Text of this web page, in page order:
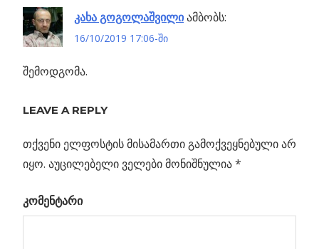
კახა გოგოლაშვილიამბობს:
16/10/2019 17:06-ში
შემოდგომა.
LEAVE A REPLY
თქვენი ელფოსტის მისამართი გამოქვეყნებული არ
იყო. აუცილებელი ველები მონიშნულია*
კომენტარი